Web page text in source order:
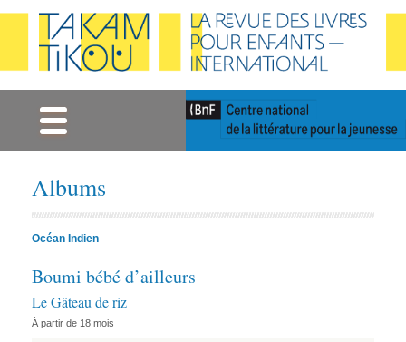
Albums
Océan Indien
Boumi bébé d’ailleurs
Le Gâteau de riz
À partir de 18 mois